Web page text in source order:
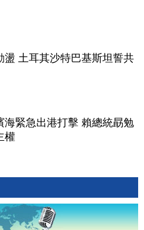
盪 土耳其沙特巴基斯坦誓共
海緊急出港打擊 賴總統勗勉
權